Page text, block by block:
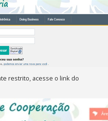
restrito, acesse o link do